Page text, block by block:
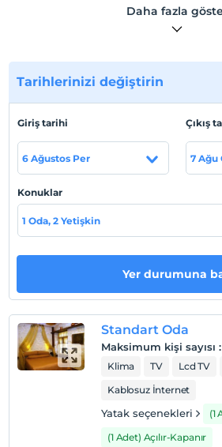
odası bulunmaktadır.
Yaz ve kış sezonunda açık olan
keyifle dolaşabilirsiniz.
kurutma makinesi, telefon, su
Tesis lokasyon bilgileri
İzmir Alaçatı Merkez'de
ve Ilıca Plajı'na 3 km. mesafededir.
En erken saat 14:00 ve sonrası
Check/out
En geç saat 12:00 ve öncesi
Evcil hayvan kabul
Daha fazla
Tarihlerinizi değiştirin
Giriş tarihi
6 Ağustos Per
Çıkış
7 Ağu
Konuklar
1 Oda, 2 Yetişkin
Yer durumuna
Standart Oda
Maksimum kişi sayısı :
Klima TV Lcd TV
Kablosuz İnternet
Yatak seçenekleri
(1
(1 Adet) Açılır-Kapanır